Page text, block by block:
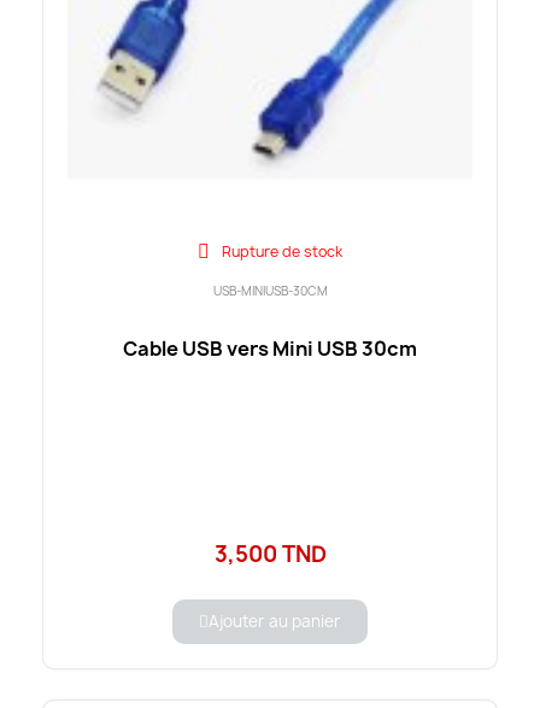
Rupture de stock
USB-MINIUSB-30CM
Cable USB vers Mini USB 30cm
3,500 TND
Ajouter au panier